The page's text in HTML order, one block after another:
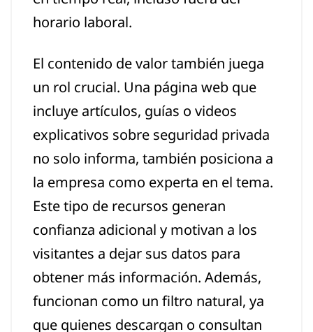
horario laboral.
El contenido de valor también juega
un rol crucial. Una página web que
incluye artículos, guías o videos
explicativos sobre seguridad privada
no solo informa, también posiciona a
la empresa como experta en el tema.
Este tipo de recursos generan
confianza adicional y motivan a los
visitantes a dejar sus datos para
obtener más información. Además,
funcionan como un filtro natural, ya
que quienes descargan o consultan